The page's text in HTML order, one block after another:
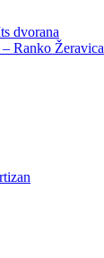
dvorana
Ranko Žeravica